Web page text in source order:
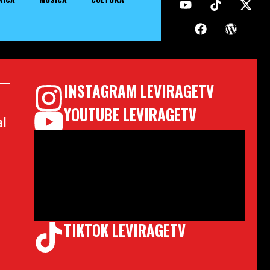
INSTAGRAM LEVIRAGETV
YOUTUBE LEVIRAGETV
TIKTOK LEVIRAGETV